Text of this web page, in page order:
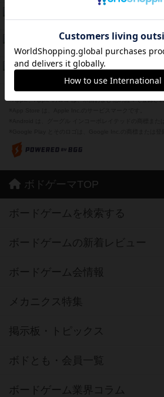
紹介文あり 1件の投稿
スーパーストア3000
紹介文なし 1件の投稿
フリップ７：復讐心とともに
※Apple、Apple のロゴ は、米国および他の国々で登録さ
ボドゲーマTOP
ボードゲームを検索する
ボードゲームの新着レビュー
ボードゲーム会情報
メカニクス特集
掲示板・トピックス
ボドとも・会員一覧
ボードゲーム業界コラム